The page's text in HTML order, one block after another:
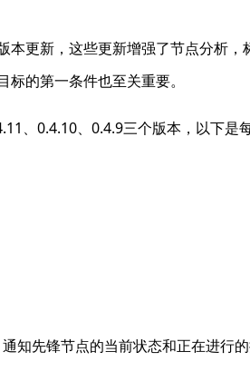
更新，这些更新增强了节点分析
的第一条件也至关重要。
、0.4.10、0.4.9三个版本，以下是
知先锋节点的当前状态和正在进行的